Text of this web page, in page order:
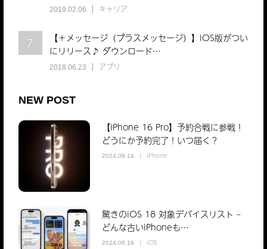
2019.02.06 キャリア
7
【＋メッセージ（プラスメッセージ）】iOS版がつい
にリリース♪ ダウンロード…
2018.06.23 アプリ
NEW POST
【iPhone 16 Pro】予約合戦に参戦！
どうにか予約完了！いつ届く？
2024.09.14 iPhone
驚きのiOS 18 対象デバイスリスト –
どんな古いiPhoneも…
2024.06.16 iOS